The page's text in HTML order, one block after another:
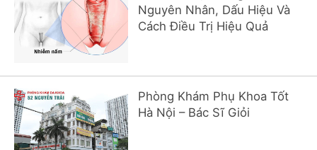
Nguyên Nhân, Dấu Hiệu Và
Cách Điều Trị Hiệu Quả
Phòng Khám Phụ Khoa Tốt
Hà Nội – Bác Sĩ Giỏi